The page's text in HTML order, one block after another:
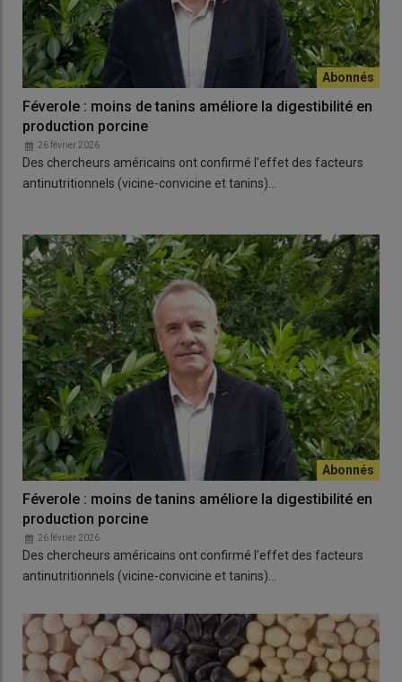
Féverole : moins de tanins améliore la digestibilité en
production porcine
26 février 2026
Des chercheurs américains ont confirmé l’effet des facteurs
antinutritionnels (vicine-convicine et tanins)…
Féverole : moins de tanins améliore la digestibilité en
production porcine
26 février 2026
Des chercheurs américains ont confirmé l’effet des facteurs
antinutritionnels (vicine-convicine et tanins)…